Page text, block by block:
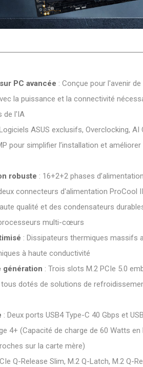
PC avancée : Conçue pour l'avenir de
la puissance et la connectivité
de l'IA
ASUS exclusifs, Overclocking, AI
pour simplifier l’installation et améliorer
robuste : 16+2+2 phases
connecteurs d'alimentation ProCool
qualité et des condensateurs
multi-cœurs
: Dissipateurs thermiques massifs
à haute conductivité
génération : Trois slots M.2 PCIe 5.0
tous dotés de solutions de
: Deux ports USB4 Type-C 40 Gbps et
4+ (Capacité de charge de 60 Watts en
sur la carte mère)
Q-Release Slim, M.2 Q-Latch, M.2 Q-